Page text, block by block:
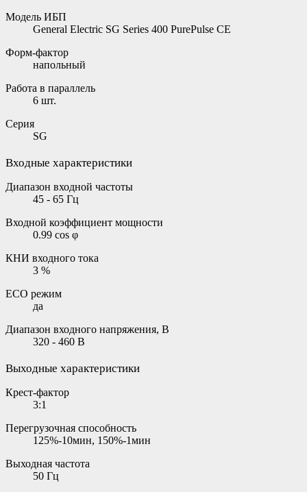
Модель ИБП
General Electric SG Series 400 PurePulse CE
Форм-фактор
напольный
Работа в параллель
6 шт.
Серия
SG
Входные характеристики
Диапазон входной частоты
45 - 65 Гц
Входной коэффициент мощности
0.99 cos φ
КНИ входного тока
3 %
ECO режим
да
Диапазон входного напряжения, В
320 - 460 В
Выходные характеристики
Крест-фактор
3:1
Перегрузочная способность
125%-10мин, 150%-1мин
Выходная частота
50 Гц